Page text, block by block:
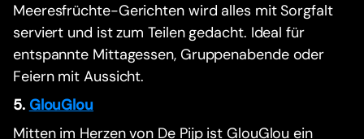
Meeresfrüchte-Gerichten wird alles mit Sorgfalt
serviert und ist zum Teilen gedacht. Ideal für
entspannte Mittagessen, Gruppenabende oder
Feiern mit Aussicht.
5. GlouGlou
Mitten im Herzen von De Pijp ist GlouGlou ein